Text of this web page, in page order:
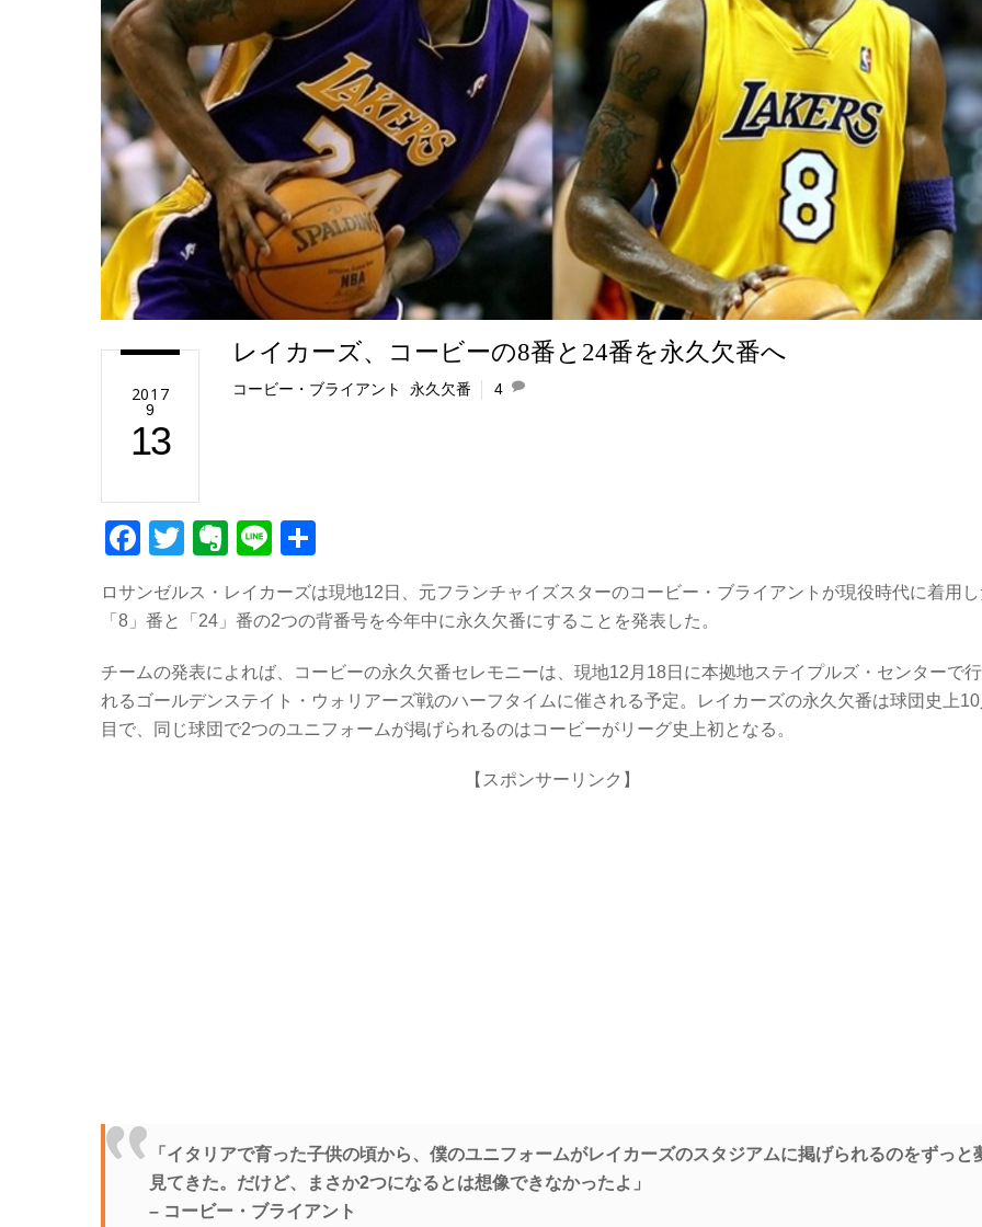
2017
9
13
レイカーズ、コービーの8番と24番を永久欠番へ
コービー・ブライアント 永久欠番 4
F
c
b
o
o
T
tt
E
er
ot
e
Li
e
ロサンゼルス・レイカーズは現地12日、元フランチャイズスターのコービー・ブライアントが現役時代に着用
「8」番と「24」番の2つの背番号を今年中に永久欠番にすることを発表した。
チームの発表によれば、コービーの永久欠番セレモニーは、現地12月18日に本拠地ステイプルズ・センターで
れるゴールデンステイト・ウォリアーズ戦のハーフタイムに催される予定。レイカーズの永久欠番は球団史上
目で、同じ球団で2つのユニフォームが掲げられるのはコービーがリーグ史上初となる。
【スポンサーリンク】
「イタリアで育った子供の頃から、僕のユニフォームがレイカーズのスタジアムに掲げられるのをずっと
見てきた。だけど、まさか2つになるとは想像できなかったよ」
– コービー・ブライアント